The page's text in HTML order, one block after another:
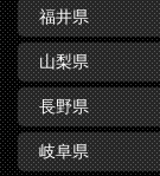
福井県
山梨県
長野県
岐阜県